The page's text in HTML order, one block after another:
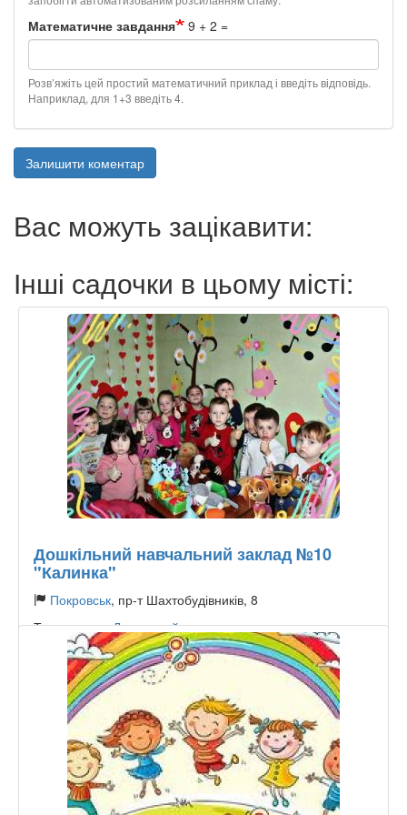
Математичне завдання 9 + 2 =
Розв’яжіть цей простий математичний приклад і введіть відповідь.
Наприклад, для 1+3 введіть 4.
Залишити коментар
Вас можуть зацікавити:
Інші садочки в цьому місті:
Дошкільний навчальний заклад №10
"Калинка"
Покровськ, пр-т Шахтобудівників, 8
Тип садочку:Державний